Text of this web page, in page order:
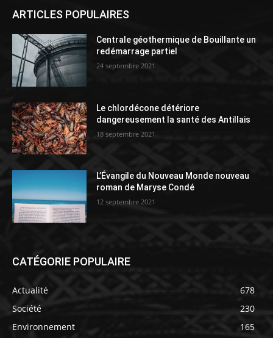
ARTICLES POPULAIRES
Centrale géothermique de Bouillante un
redémarrage partiel
24 septembre 2021
Le chlordécone détériore
dangereusement la santé des Antillais
18 septembre 2021
L’Évangile du Nouveau Monde nouveau
roman de Maryse Condé
12 septembre 2021
CATÉGORIE POPULAIRE
Actualité
678
Société
230
Environnement
165